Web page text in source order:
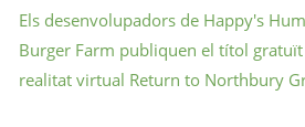
Els desenvolupadors de Happy's
Burger Farm publiquen el títol
realitat virtual Return to Northbury